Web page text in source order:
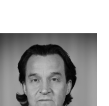
positioner samt bereda
av sanktioner,
mellan företag och
till SOFF:s
och arbetar inom